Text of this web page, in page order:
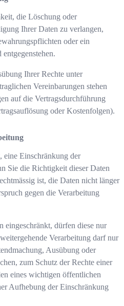
die Löschung oder
Ihrer Daten zu verlangen,
oder ein
Ihrer Rechte unter
Vereinbarungen stehen
auf die Vertragsdurchführung
oder Kostenfolgen).
eine Einschränkung der
Sie die Richtigkeit dieser Daten
ist, die Daten nicht länger
gegen die Verarbeitung
eingeschränkt, dürfen diese nur
Verarbeitung darf nur
Ausübung oder
zum Schutz der Rechte einer
eines wichtigen öffentlichen
Aufhebung der Einschränkung